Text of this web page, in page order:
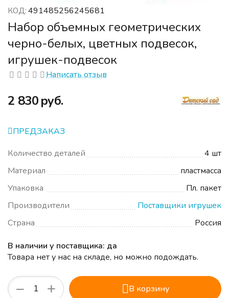
КОД: 491485256245681
Набор объемных геометрических
черно-белых, цветных подвесок,
игрушек-подвесок
Написать отзыв
‍2 830‍руб.
ПРЕДЗАКАЗ
Количество деталей
4 шт
Материал
пластмасса
Упаковка
Пл. пакет
Производители
Поставщики игрушек
Страна
Россия
В наличии у поставщика: да
Товара нет у нас на складе, но можно подождать.
+
− В корзину